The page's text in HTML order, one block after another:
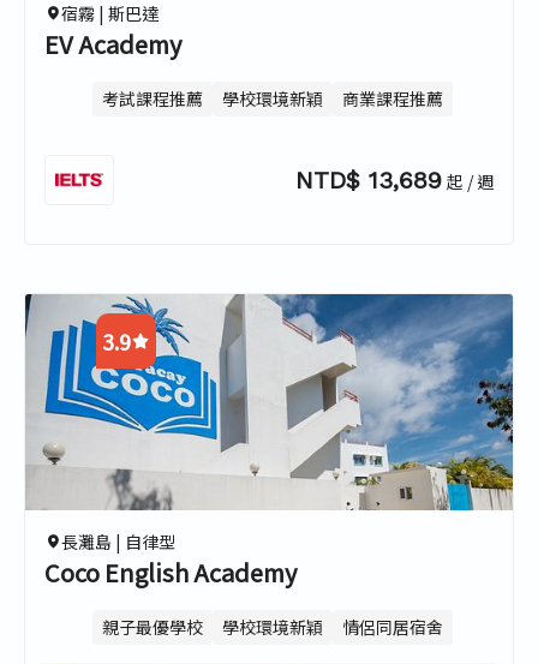
宿霧 | 斯巴達
EV Academy
考試課程推薦 學校環境新穎 商業課程推薦
NTD$ 13,689 起 / 週
3.9
4.7
4.5
長灘島 | 自律型
Coco English Academy
親子最優學校 學校環境新穎 情侶同居宿舍